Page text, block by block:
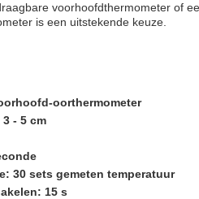
voorhoofdthermometer of
is een uitstekende keuze.
oorthermometer
- 5 cm
30 sets gemeten temperatuur
15 s